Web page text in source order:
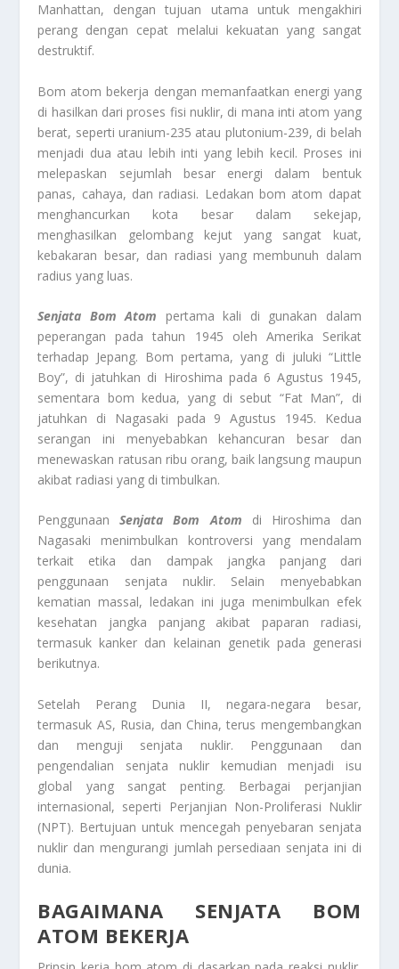
Manhattan, dengan tujuan utama untuk mengakhiri
perang dengan cepat melalui kekuatan yang sangat
destruktif.
Bom atom bekerja dengan memanfaatkan energi yang
di hasilkan dari proses fisi nuklir, di mana inti atom yang
berat, seperti uranium-235 atau plutonium-239, di belah
menjadi dua atau lebih inti yang lebih kecil. Proses ini
melepaskan sejumlah besar energi dalam bentuk
panas, cahaya, dan radiasi. Ledakan bom atom dapat
menghancurkan kota besar dalam sekejap,
menghasilkan gelombang kejut yang sangat kuat,
kebakaran besar, dan radiasi yang membunuh dalam
radius yang luas.
Senjata Bom Atom pertama kali di gunakan dalam
peperangan pada tahun 1945 oleh Amerika Serikat
terhadap Jepang. Bom pertama, yang di juluki “Little
Boy”, di jatuhkan di Hiroshima pada 6 Agustus 1945,
sementara bom kedua, yang di sebut “Fat Man”, di
jatuhkan di Nagasaki pada 9 Agustus 1945. Kedua
serangan ini menyebabkan kehancuran besar dan
menewaskan ratusan ribu orang, baik langsung maupun
akibat radiasi yang di timbulkan.
PenggunaanSenjata Bom Atom di Hiroshima dan
Nagasaki menimbulkan kontroversi yang mendalam
terkait etika dan dampak jangka panjang dari
penggunaan senjata nuklir. Selain menyebabkan
kematian massal, ledakan ini juga menimbulkan efek
kesehatan jangka panjang akibat paparan radiasi,
termasuk kanker dan kelainan genetik pada generasi
berikutnya.
Setelah Perang Dunia II, negara-negara besar,
termasuk AS, Rusia, dan China, terus mengembangkan
dan menguji senjata nuklir. Penggunaan dan
pengendalian senjata nuklir kemudian menjadi isu
global yang sangat penting. Berbagai perjanjian
internasional, seperti Perjanjian Non-Proliferasi Nuklir
(NPT). Bertujuan untuk mencegah penyebaran senjata
nuklir dan mengurangi jumlah persediaan senjata ini di
dunia.
BAGAIMANA SENJATA BOM
ATOM BEKERJA